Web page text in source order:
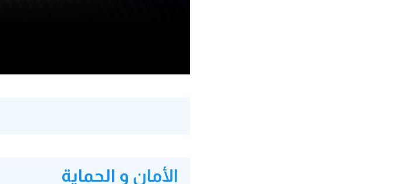
الأمان و الحماية